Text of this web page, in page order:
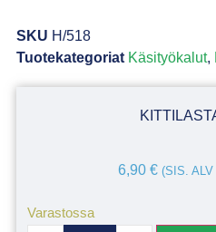
SKU H/518
Tuotekategoriat Käsityökalut,
6,90 € (SIS.
Varastossa